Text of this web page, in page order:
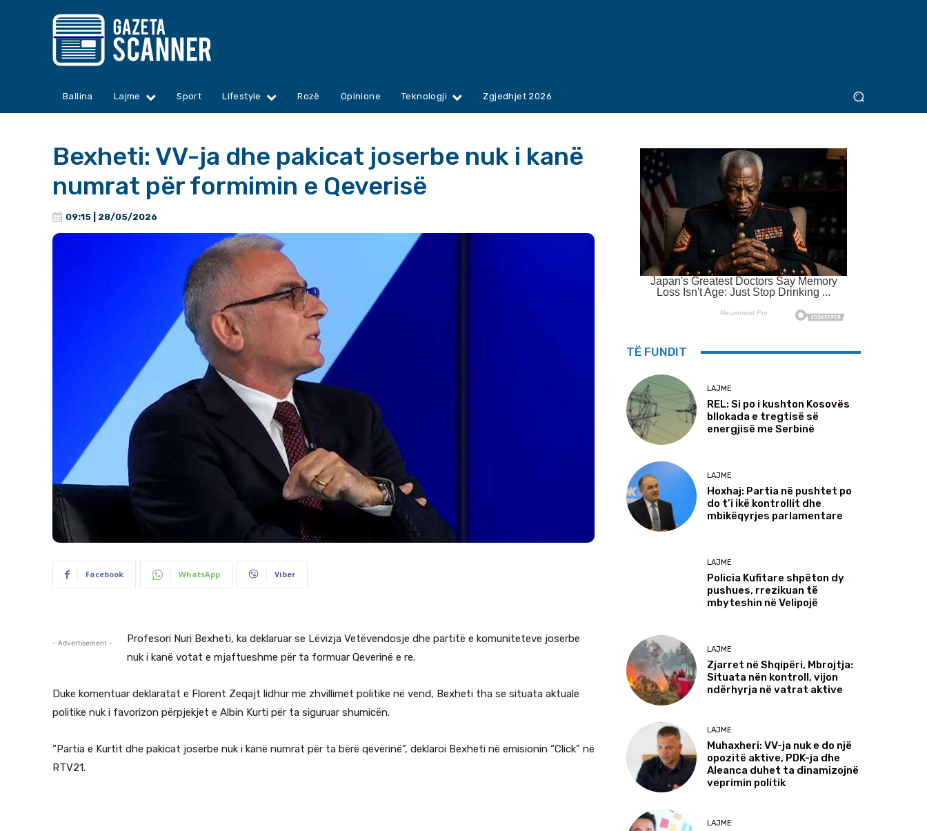
Ballina Lajme Sport Lifestyle Rozë Opinione Teknologji Zgjedhjet 2026
Bexheti: VV-ja dhe pakicat joserbe nuk i kanë
numrat për formimin e Qeverisë
09:15 | 28/05/2026
Facebook WhatsApp Viber
- Advertisement - Profesori Nuri Bexheti, ka deklaruar se Lëvizja Vetëvendosje dhe partitë e komuniteteve joserbe
nuk i kanë votat e mjaftueshme për ta formuar Qeverinë e re.
Duke komentuar deklaratat e Florent Zeqajt lidhur me zhvillimet politike në vend, Bexheti tha se situata aktuale
politike nuk i favorizon përpjekjet e Albin Kurti për ta siguruar shumicën.
“Partia e Kurtit dhe pakicat joserbe nuk i kanë numrat për ta bërë qeverinë”, deklaroi Bexheti në emisionin “Click” në
RTV21.
TË FUNDIT
LAJME
REL: Si po i kushton Kosovës
bllokada e tregtisë së
energjisë me Serbinë
LAJME
Hoxhaj: Partia në pushtet po
do t’i ikë kontrollit dhe
mbikëqyrjes parlamentare
LAJME
Policia Kufitare shpëton dy
pushues, rrezikuan të
mbyteshin në Velipojë
LAJME
Zjarret në Shqipëri, Mbrojtja:
Situata nën kontroll, vijon
ndërhyrja në vatrat aktive
LAJME
Muhaxheri: VV-ja nuk e do një
opozitë aktive, PDK-ja dhe
Aleanca duhet ta dinamizojnë
veprimin politik
LAJME